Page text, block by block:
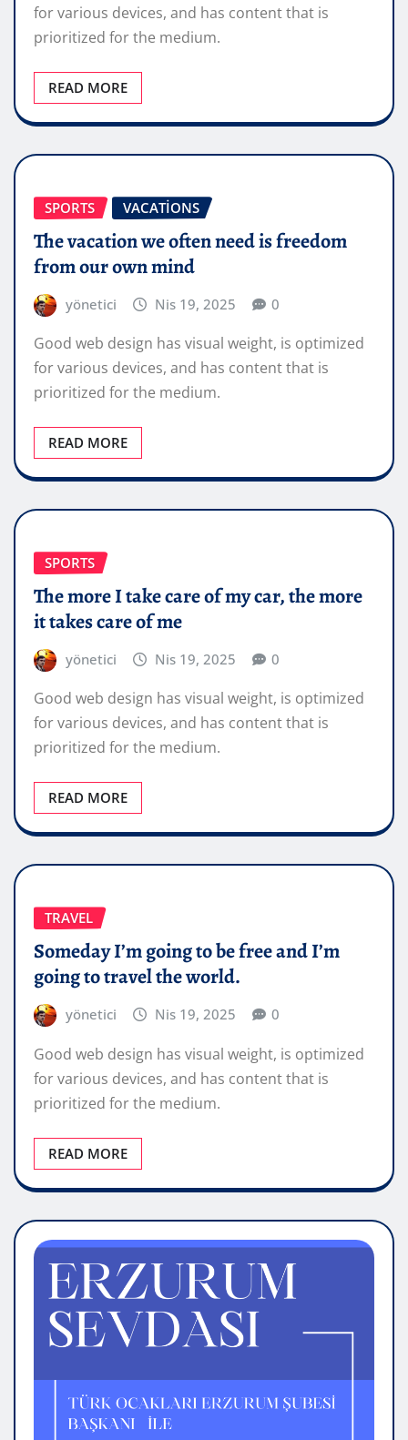
for various devices, and has content that is
prioritized for the medium.
READ MORE
SPORTS VACATIONS
The vacation we often need is freedom
from our own mind
yönetici Nis 19, 2025 0
Good web design has visual weight, is optimized
for various devices, and has content that is
prioritized for the medium.
READ MORE
SPORTS
The more I take care of my car, the more
it takes care of me
yönetici Nis 19, 2025 0
Good web design has visual weight, is optimized
for various devices, and has content that is
prioritized for the medium.
READ MORE
TRAVEL
Someday I’m going to be free and I’m
going to travel the world.
yönetici Nis 19, 2025 0
Good web design has visual weight, is optimized
for various devices, and has content that is
prioritized for the medium.
READ MORE